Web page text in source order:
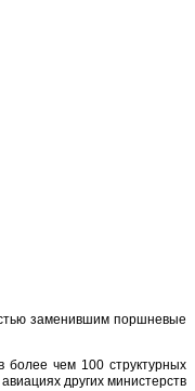
заменившим поршневые
более чем 100 структурных
других министерств